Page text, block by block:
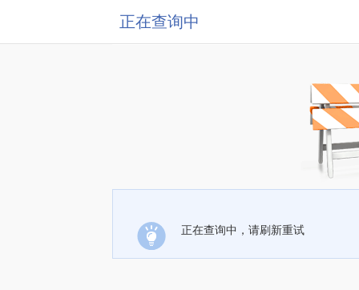
正在查询中
正在查询中，请刷新重试